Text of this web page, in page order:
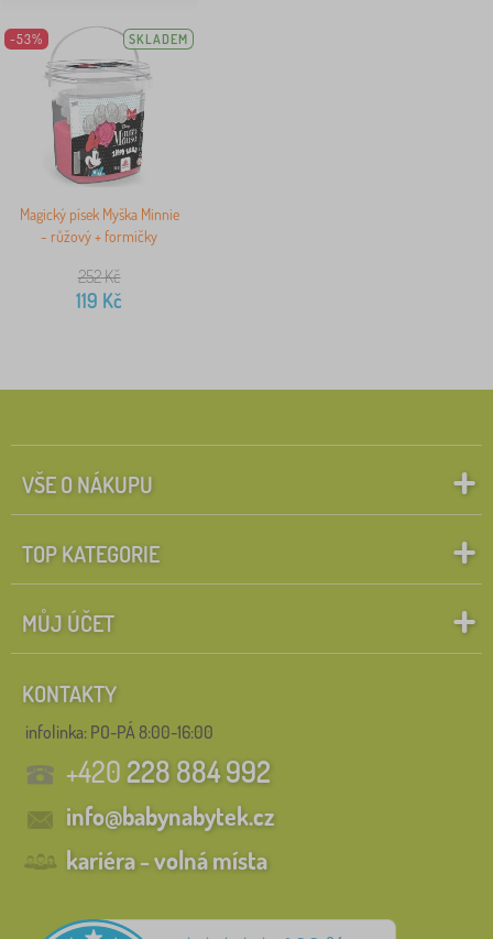
-53% SKLADEM
Magický písek Myška Minnie
- růžový + formičky
252Kč
119 Kč
VŠE O NÁKUPU
TOP KATEGORIE
MŮJ ÚČET
KONTAKTY
infolinka: PO-PÁ 8:00-16:00
+420228 884 992
info@babynabytek.cz
kariéra - volná místa